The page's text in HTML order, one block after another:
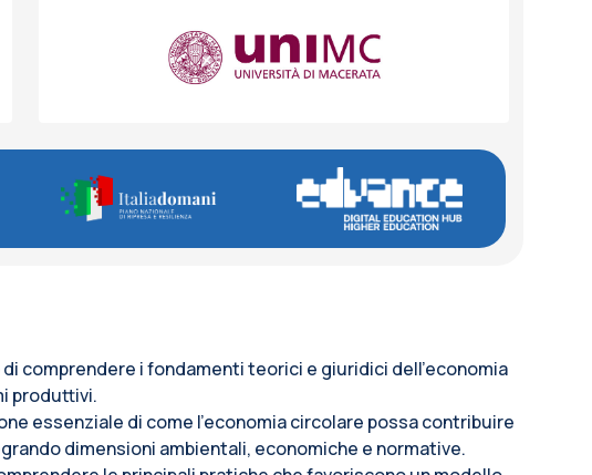
comprendere i fondamenti teorici e giuridici dell’economia
produttivi.
essenziale di come l’economia circolare possa contribuire
dimensioni ambientali, economiche e normative.